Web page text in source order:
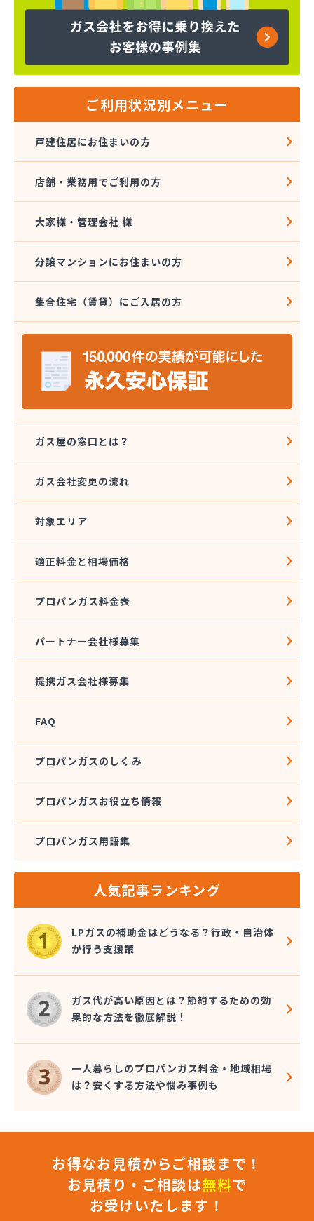
ヤマサ共和ライフ株式会社 一色営業所
ヤマサ共和ライフ株式会社 江南営業所
ヤマサ共和ライフ株式会社 三河営業所
ヤマサ共和ライフ株式会社 豊川営業所
ヤマサ高圧株式会社
ヤマサ總業株式会社 愛知西支店
ヤマトク
リーグ馬場株式会社
愛知高圧株式会社容器検査工場
愛北液化ガス協組江南営業所
旭プロパン
安城ガス株式会社
伊藤プロパン
伊藤忠エネクスホームライフ中部株式会社 碧南営
業所
伊藤忠エネクスホームライフ中部株式会社 名古屋
稲垣商事
稲垣商店
栄燃料合資会社
奥田米穀店
加藤燃料店
加藤豊昭
河村燃料店
角広ガス
割又商店
株式会社アドニス
株式会社あみや商事 本社
株式会社エイチティーピー
株式会社エイチティーピー
株式会社エス・アイ東海
株式会社オーテック
株式会社オーテック 西三河営業所
株式会社ガスキット
株式会社ガステム
株式会社ガスパル 岡崎販売所
株式会社カネコ
株式会社カネ庄
株式会社クラシアン岡崎支社
株式会社コクネ
株式会社コザカヤ 春日井営業所
株式会社コジマガス
株式会社コジマガス ライフアップサポート
株式会社コンプロ産工
株式会社シェル石油豊橋LPG充填工場
株式会社しんせきプロパン部
株式会社スギサン化学
株式会社スマイルガステクノロジー
株式会社バンノ
株式会社フジプロ
株式会社フジプロ刈谷営業所
株式会社ホームガス東海
ご利用状況別メニュー
戸建住居にお住まいの方
店舗・業務用でご利用の方
大家様・管理会社 様
分譲マンションにお住まいの方
集合住宅（賃貸）にご入居の方
ガス屋の窓口とは？
ガス会社変更の流れ
対象エリア
適正料金と相場価格
プロパンガス料金表
パートナー会社様募集
提携ガス会社様募集
FAQ
プロパンガスのしくみ
プロパンガスお役立ち情報
プロパンガス用語集
人気記事ランキング
LPガスの補助金はどうなる？行政・自治体
が行う支援策
ガス代が高い原因とは？節約するための効
果的な方法を徹底解説！
一人暮らしのプロパンガス料金・地域相場
は？安くする方法や悩み事例も
お得なお見積からご相談まで！
お見積り・ご相談は無料で
お受けいたします！